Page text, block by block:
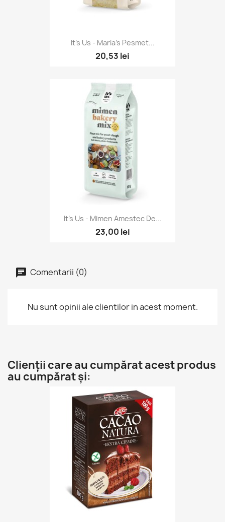
It's Us - Maria's Pesmet...
20,53 lei
It's Us - Mimen Amestec De...
23,00 lei
Comentarii (0)
Nu sunt opinii ale clientilor in acest moment.
Clienții care au cumpărat acest produs
au cumpărat și: